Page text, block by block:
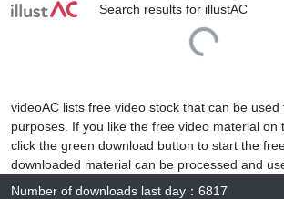
Search results for illustAC
Loading...
videoAC lists free video stock that can be
purposes. If you like the free video material on
click the green download button to start the
downloaded material can be processed and
Number of downloads last day ： 6817